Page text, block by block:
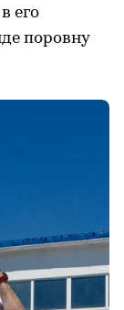
его
поровну